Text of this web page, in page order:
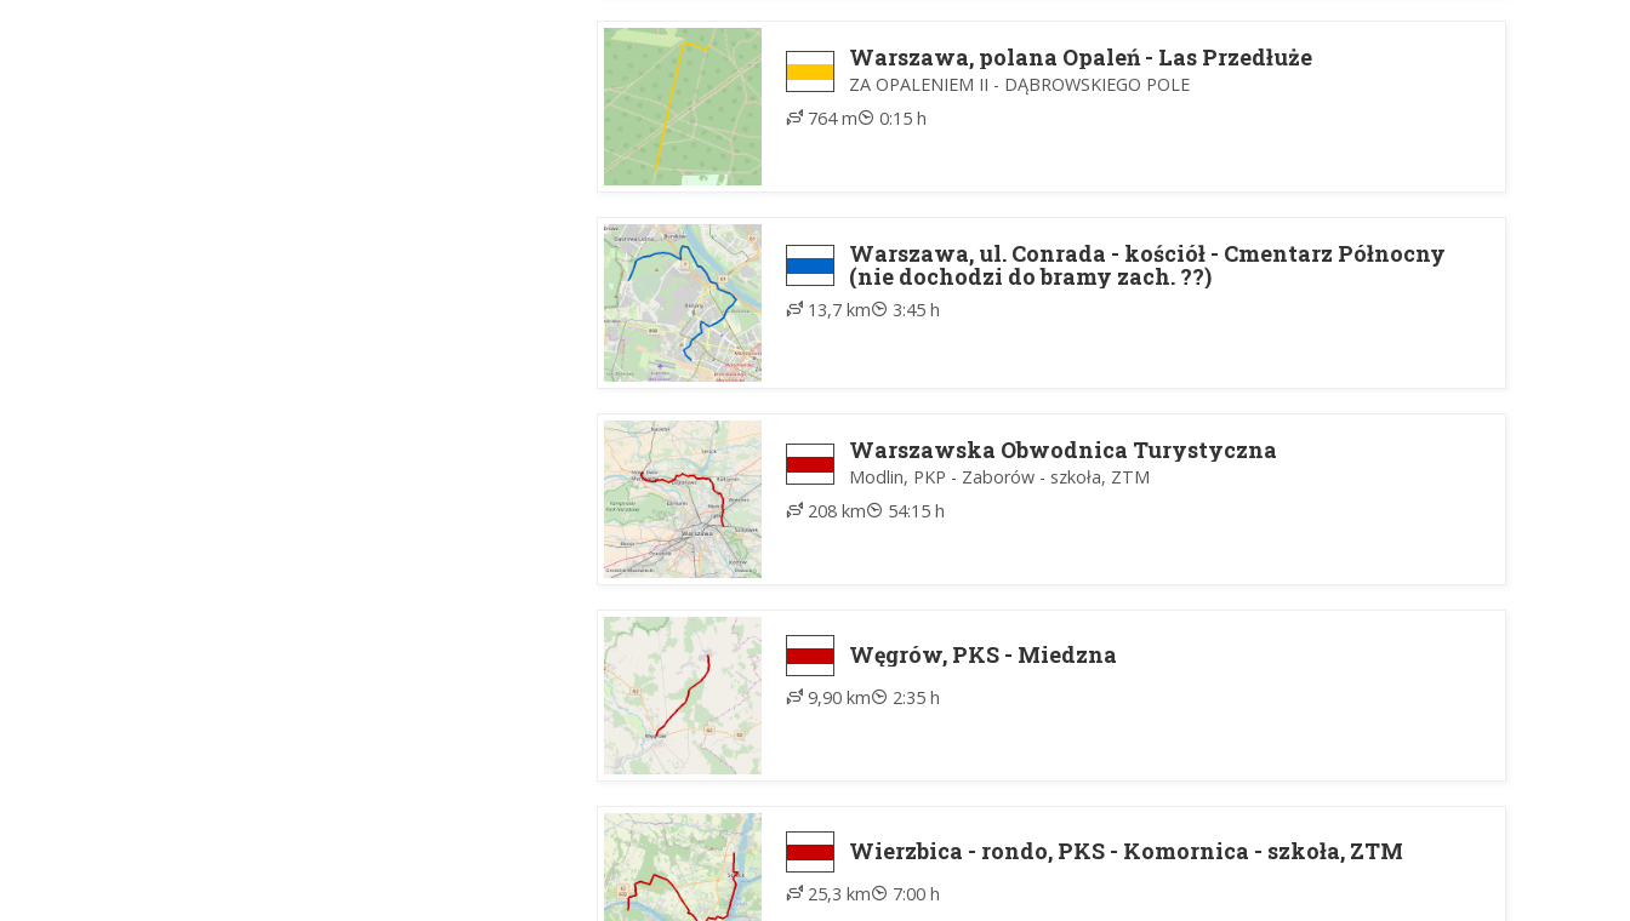
Warszawa, polana Opaleń - Las Przedłuże
ZA OPALENIEM II - DĄBROWSKIEGO POLE
764 m
0:15 h
Warszawa, ul. Conrada - kościół - Cmentarz Północny
(nie dochodzi do bramy zach. ??)
13,7 km 3:45 h
Warszawska Obwodnica Turystyczna
Modlin, PKP - Zaborów - szkoła, ZTM
208 km
54:15 h
Węgrów, PKS - Miedzna
9,90 km 2:35 h
Wierzbica - rondo, PKS - Komornica - szkoła, ZTM
25,3 km 7:00 h